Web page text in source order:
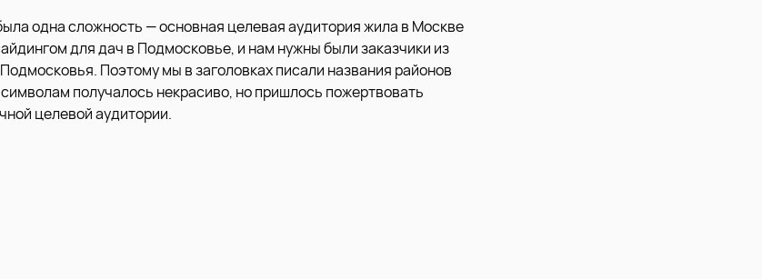
одна сложность — основная целевая аудитория жила в Москве
для дач в Подмосковье, и нам нужны были заказчики из
Поэтому мы в заголовках писали названия районов
получалось некрасиво, но пришлось пожертвовать
целевой аудитории.